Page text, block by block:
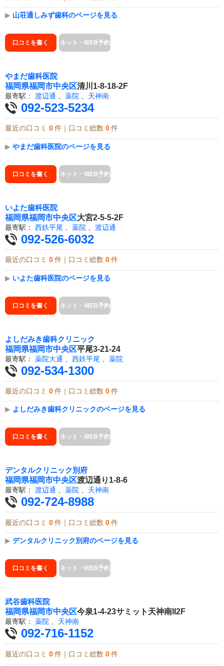
▶ 山荘通しみず歯科のページを見る
口コミを書く ネット・WEB予約
やまだ歯科医院
福岡県福岡市中央区清川1-8-18-2F
最寄駅： 渡辺通 薬院 天神南
092-523-5234
最近の口コミ 0 件｜口コミ総数 0 件
▶ やまだ歯科医院のページを見る
口コミを書く ネット・WEB予約
いよた歯科医院
福岡県福岡市中央区大宮2-5-5-2F
最寄駅： 西鉄平尾 薬院 渡辺通
092-526-6032
最近の口コミ 0 件｜口コミ総数 0 件
▶ いよた歯科医院のページを見る
口コミを書く ネット・WEB予約
よしだみき歯科クリニック
福岡県福岡市中央区平尾3-21-24
最寄駅： 薬院大通 西鉄平尾 薬院
092-534-1300
最近の口コミ 0 件｜口コミ総数 0 件
▶ よしだみき歯科クリニックのページを見る
口コミを書く ネット・WEB予約
デンタルクリニック別府
福岡県福岡市中央区渡辺通り1-8-6
最寄駅： 渡辺通 、 薬院 、 天神南
092-724-8988
最近の口コミ 0 件｜口コミ総数 0 件
▶ デンタルクリニック別府のページを見る
口コミを書く ネット・WEB予約
武谷歯科医院
福岡県福岡市中央区今泉1-4-23サミット天神南II2F
最寄駅： 薬院 、 天神南
092-716-1152
最近の口コミ 0 件｜口コミ総数 0 件